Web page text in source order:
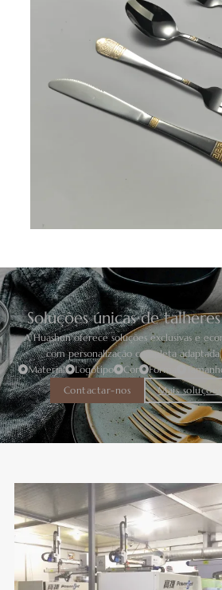
Soluções únicas de
A Huashun oferece soluções exclusivas e
com personalização completa adaptada
Material
Logótipo Cor Forma
Contactar-nos
Mais